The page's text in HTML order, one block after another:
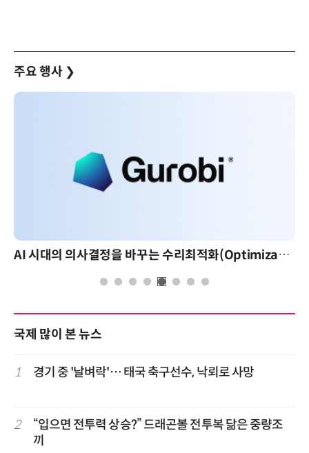
주요 행사 ❯
AI 시대의 의사결정을 바꾸는 수리최적화(Optimization): 실제 산업 적용 사례와 활용 전략 AI 핀옵스 실전 세미
국제 많이 본 뉴스
1 경기 중 '날벼락'… 태국 축구선수, 낙뢰로 사망
2
“입으면 전투력 상승?” 드래곤볼 전투복 닮은 중량조
끼